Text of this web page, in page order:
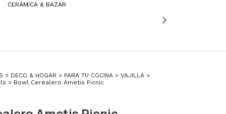
CERÁMICA & BAZAR
> DECO & HOGAR > PARA TU COCINA > VAJILLA >
> Bowl Cerealero Ametis Picnic